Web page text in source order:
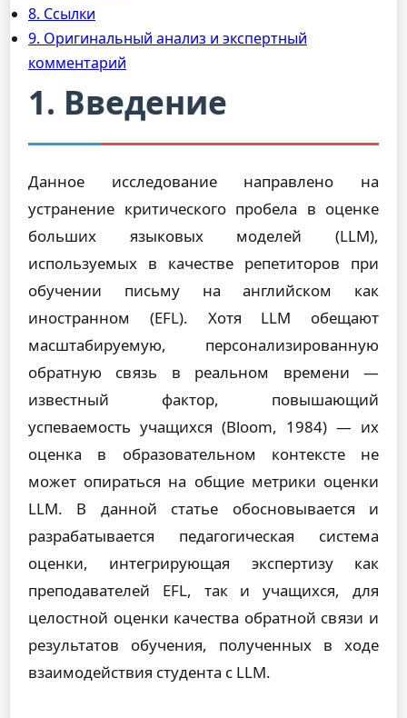
8. Ссылки
9. Оригинальный анализ и экспертный
комментарий
1. Введение
Данное исследование направлено на
устранение критического пробела в оценке
больших языковых моделей (LLM),
используемых в качестве репетиторов при
обучении письму на английском как
иностранном (EFL). Хотя LLM обещают
масштабируемую, персонализированную
обратную связь в реальном времени —
известный фактор, повышающий
успеваемость учащихся (Bloom, 1984) — их
оценка в образовательном контексте не
может опираться на общие метрики оценки
LLM. В данной статье обосновывается и
разрабатывается педагогическая система
оценки, интегрирующая экспертизу как
преподавателей EFL, так и учащихся, для
целостной оценки качества обратной связи и
результатов обучения, полученных в ходе
взаимодействия студента с LLM.